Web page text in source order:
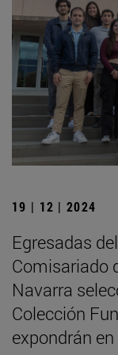
19 | 12 | 2024
Egresadas
Comisariado
Navarra
Colección
expondrán